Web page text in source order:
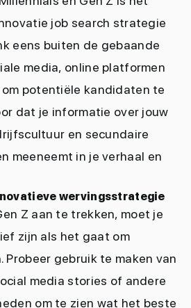
job search strategie
eens buiten de gebaande
media, online platformen
potentiële kandidaten te
dat je informatie over jouw
en secundaire
meeneemt in je verhaal en
wervingsstrategie
Z aan te trekken, moet je
zijn als het gaat om
gebruik te maken van
media stories of andere
om te zien wat het beste